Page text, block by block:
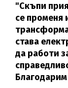
"Скъпи
се променя
става
да работи